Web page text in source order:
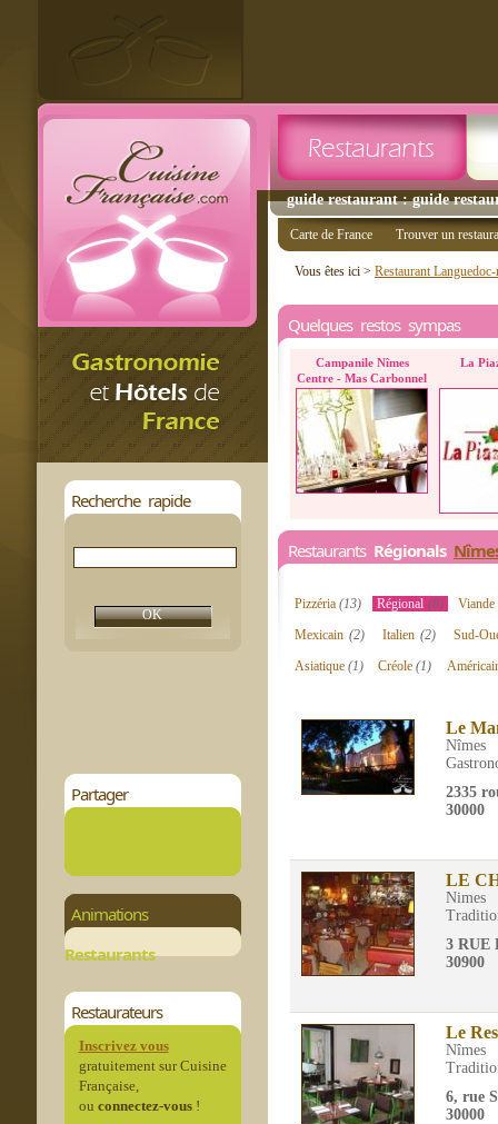
guide restaurant : guide
Recherche rapide
Partager
Animations
Restaurants
Restaurateurs
Inscrivez vous
gratuitement sur Cuisine
Française,
ou connectez-vous!
Carte de France Trouver un
Vous êtes ici > Restaurant
Quelques restos sympas
Campanile Nîmes
Centre - Mas Carbonnel
La
Restaurants Régionals
Pizzéria(13) Régional (8)
Viande
Mexicain(2) Italien(2)
Sud-
Asiatique (1) Créole(1)
Le
Nîmes
2335
30000
LE
Nimes
3 RUE
30900
Le
Nîmes
6, rue
30000